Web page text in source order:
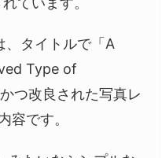
、タイトルで「A
Type of
つ改良された写真レ
容です。